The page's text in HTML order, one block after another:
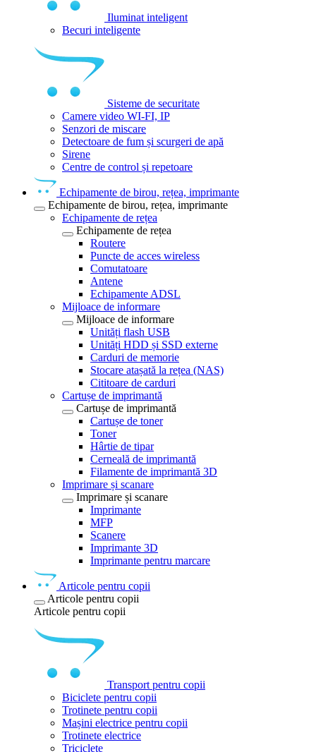
Iluminat inteligent
Becuri inteligente
Sisteme de securitate
Camere video WI-FI, IP
Senzori de miscare
Detectoare de fum și scurgeri de apă
Sirene
Centre de control și repetoare
Echipamente de birou, rețea, imprimante
Echipamente de birou, rețea, imprimante
Echipamente de rețea
Echipamente de rețea
Routere
Puncte de acces wireless
Comutatoare
Antene
Echipamente ADSL
Mijloace de informare
Mijloace de informare
Unități flash USB
Unități HDD și SSD externe
Carduri de memorie
Stocare atașată la rețea (NAS)
Cititoare de carduri
Cartușe de imprimantă
Cartușe de imprimantă
Cartușe de toner
Toner
Hârtie de tipar
Cerneală de imprimantă
Filamente de imprimantă 3D
Imprimare și scanare
Imprimare și scanare
Imprimante
MFP
Scanere
Imprimante 3D
Imprimante pentru marcare
Articole pentru copii
Articole pentru copii
Articole pentru copii
Transport pentru copii
Biciclete pentru copii
Trotinete pentru copii
Mașini electrice pentru copii
Trotinete electrice
Triciclete